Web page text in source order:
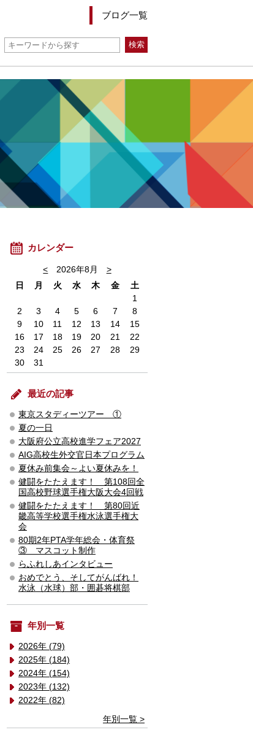
ブログ一覧
カレンダー
< 2026年8月
>
日
月 火 水 木 金
土
1
2
3 4 5 6 7
8
9
10 11 12 13 14
15
16
17 18 19 20 21
22
23
24 25 26 27 28
29
30
31
最近の記事
東京スタディーツアー ①
夏の一日
大阪府公立高校進学フェア2027
AIG高校生外交官日本プログラム
夏休み前集会～よい夏休みを！
健闘をたたえます！ 第108回全
国高校野球選手権大阪大会4回戦
健闘をたたえます！ 第80回近
畿高等学校選手権水泳選手権大
会
80期2年PTA学年総会・体育祭
③ マスコット制作
らふれしあインタビュー
おめでとう、そしてがんばれ！
水泳（水球）部・囲碁将棋部
年別一覧
2026年 (79)
2025年 (184)
2024年 (154)
2023年 (132)
2022年 (82)
年別一覧 >